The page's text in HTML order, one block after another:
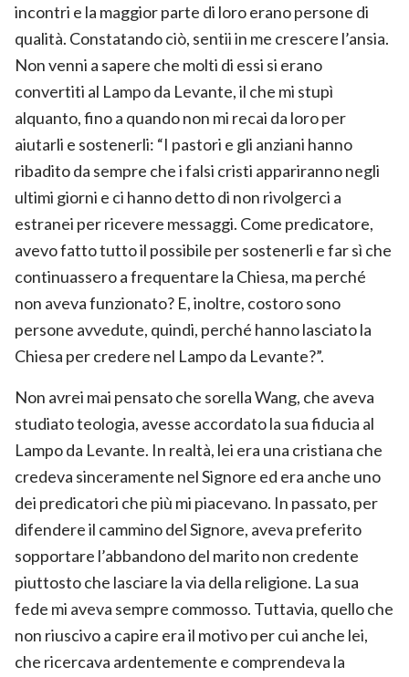
incontri e la maggior parte di loro erano persone di
qualità. Constatando ciò, sentii in me crescere l’ansia.
Non venni a sapere che molti di essi si erano
convertiti al Lampo da Levante, il che mi stupì
alquanto, fino a quando non mi recai da loro per
aiutarli e sostenerli: “I pastori e gli anziani hanno
ribadito da sempre che i falsi cristi appariranno negli
ultimi giorni e ci hanno detto di non rivolgerci a
estranei per ricevere messaggi. Come predicatore,
avevo fatto tutto il possibile per sostenerli e far sì che
continuassero a frequentare la Chiesa, ma perché
non aveva funzionato? E, inoltre, costoro sono
persone avvedute, quindi, perché hanno lasciato la
Chiesa per credere nel Lampo da Levante?”.
Non avrei mai pensato che sorella Wang, che aveva
studiato teologia, avesse accordato la sua fiducia al
Lampo da Levante. In realtà, lei era una cristiana che
credeva sinceramente nel Signore ed era anche uno
dei predicatori che più mi piacevano. In passato, per
difendere il cammino del Signore, aveva preferito
sopportare l’abbandono del marito non credente
piuttosto che lasciare la via della religione. La sua
fede mi aveva sempre commosso. Tuttavia, quello che
non riuscivo a capire era il motivo per cui anche lei,
che ricercava ardentemente e comprendeva la